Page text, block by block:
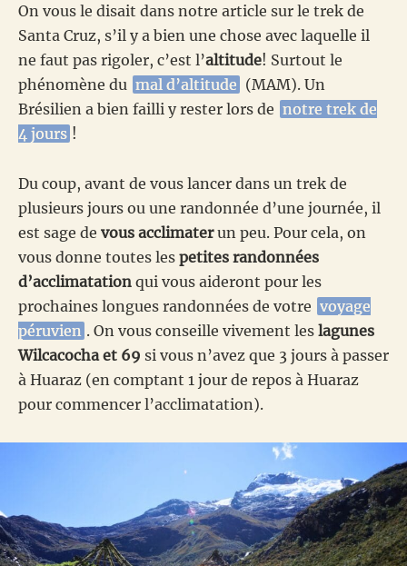
On vous le disait dans notre article sur le trek de
Santa Cruz, s’il y a bien une chose avec laquelle il
ne faut pas rigoler, c’est l’altitude! Surtout le
phénomène du mal d’altitude (MAM). Un
Brésilien a bien failli y rester lors de notre trek de
4 jours !
Du coup, avant de vous lancer dans un trek de
plusieurs jours ou une randonnée d’une journée, il
est sage de vous acclimaterun peu. Pour cela, on
vous donne toutes les petites randonnées
d’acclimatation qui vous aideront pour les
prochaines longues randonnées de votre voyage
péruvien . On vous conseille vivement les lagunes
Wilcacochaet 69 si vous n’avez que 3 jours à passer
à Huaraz (en comptant 1 jour de repos à Huaraz
pour commencer l’acclimatation).